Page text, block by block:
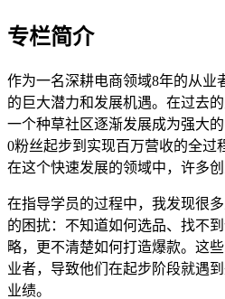
专栏简介
作为一名深耕电商领域8年的从业
的巨大潜力和发展机遇。在过去
一个种草社区逐渐发展成为强大
0粉丝起步到实现百万营收的全过
在这个快速发展的领域中，许多
在指导学员的过程中，我发现很
的困扰：不知道如何选品、找不
略，更不清楚如何打造爆款。这
业者，导致他们在起步阶段就遇
业绩。